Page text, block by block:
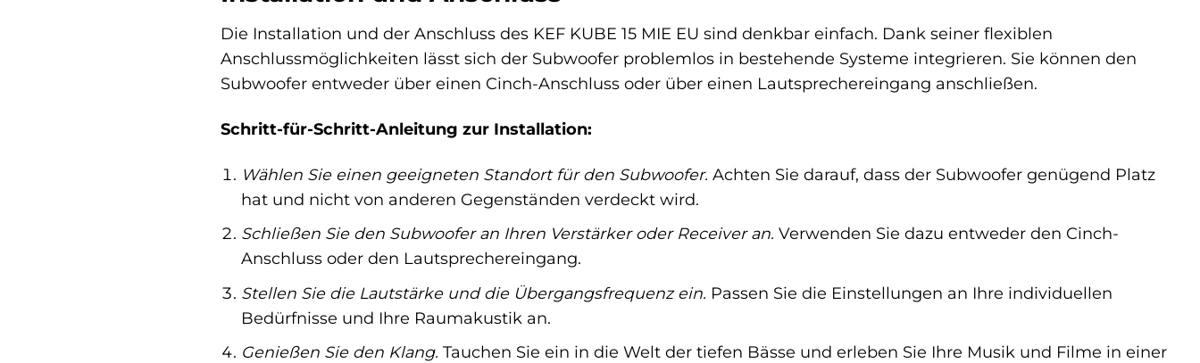
Die Installation und der Anschluss des KEF KUBE 15 MIE EU sind denkbar einfach. Dank seiner flexiblen
Anschlussmöglichkeiten lässt sich der Subwoofer problemlos in bestehende Systeme integrieren. Sie können den
Subwoofer entweder über einen Cinch-Anschluss oder über einen Lautsprechereingang anschließen.
Schritt-für-Schritt-Anleitung zur Installation:
Wählen Sie einen geeigneten Standort für den Subwoofer. Achten Sie darauf, dass der Subwoofer genügend Platz
hat und nicht von anderen Gegenständen verdeckt wird.
Schließen Sie den Subwoofer an Ihren Verstärker oder Receiver an. Verwenden Sie dazu entweder den Cinch-
Anschluss oder den Lautsprechereingang.
Stellen Sie die Lautstärke und die Übergangsfrequenz ein. Passen Sie die Einstellungen an Ihre individuellen
Bedürfnisse und Ihre Raumakustik an.
Genießen Sie den Klang. Tauchen Sie ein in die Welt der tiefen Bässe und erleben Sie Ihre Musik und Filme in einer